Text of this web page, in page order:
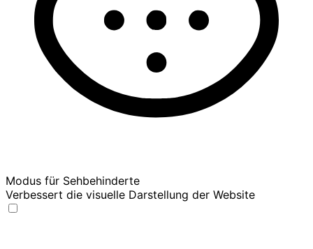
Modus für Sehbehinderte
Verbessert die visuelle Darstellung der Website